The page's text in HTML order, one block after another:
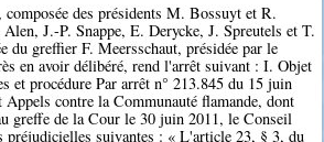
des présidents M. Bossuyt et R.
J.-P. Snappe, E. Derycke, J. Spreutels et T.
du greffier F. Meersschaut, présidée par le
en avoir délibéré, rend l'arrêt suivant : I. Objet
et procédure Par arrêt n° 213.845 du 15 juin
Appels contre la Communauté flamande, dont
greffe de la Cour le 30 juin 2011, le Conseil
préjudicielles suivantes : « L'article 23, § 3, du